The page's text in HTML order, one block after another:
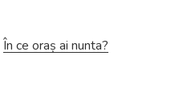
În ce oraș ai nunta?